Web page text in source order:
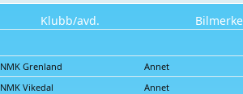
Klubb/avd. Bilmerke
NMK Grenland
Annet
NMK Vikedal
Annet